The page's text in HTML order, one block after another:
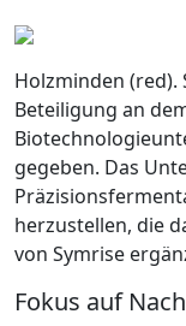
Holzminden (red).
Beteiligung an
gegeben. Das
herzustellen, die
von Symrise
Fokus auf